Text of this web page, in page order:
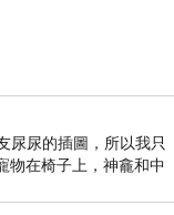
尿尿的插圖，所以我只
物在椅子上，神龕和中